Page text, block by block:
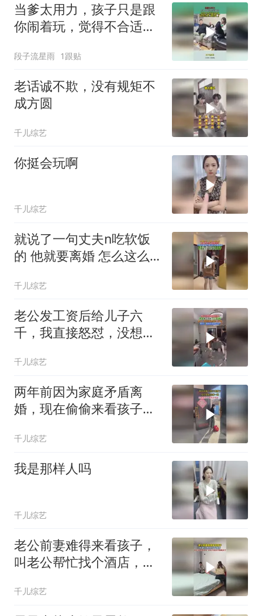
当爹太用力，孩子只是跟
你闹着玩，觉得不合适就
段子流星雨 1跟贴
老话诚不欺，没有规矩不
成方圆
千儿综艺
你挺会玩啊
千儿综艺
就说了一句丈夫n吃软饭
的 他就要离婚 怎么这么
千儿综艺
老公发工资后给儿子六
千，我直接怒怼，没想到
千儿综艺
两年前因为家庭矛盾离
婚，现在偷偷来看孩子，
千儿综艺
我是那样人吗
千儿综艺
老公前妻难得来看孩子，
叫老公帮忙找个酒店，现
千儿综艺